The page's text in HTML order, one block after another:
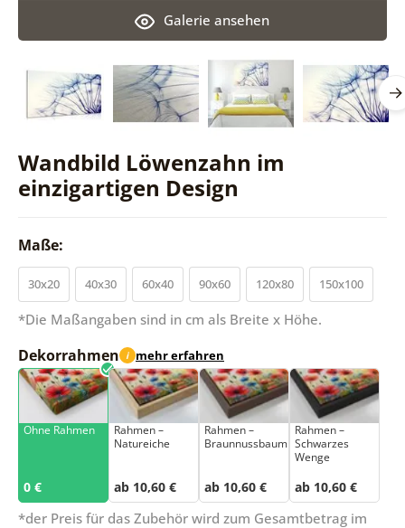
Wandbild Löwenzahn im
einzigartigen Design
Galerie ansehen
Maße:
30x20 40x30 60x40 90x60 120x80 150x100
*Die Maßangaben sind in cm als Breite x Höhe.
Dekorrahmen i mehr erfahren
Ohne Rahmen
0 €
Rahmen –
Natureiche
ab 10,60 €
Rahmen –
Braunnussbaum
ab 10,60 €
Rahmen –
Schwarzes
Wenge
ab 10,60 €
*der Preis für das Zubehör wird zum Gesamtbetrag im